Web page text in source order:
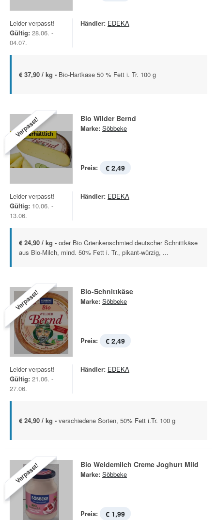
Leider verpasst!
Gültig: 28.06. -
04.07.
Händler: EDEKA
€ 37,90 / kg - Bio-Hartkäse 50 % Fett i. Tr. 100 g
Verpasst! Bio Wilder Bernd
Marke: Söbbeke
Preis: € 2,49
Leider verpasst!
Gültig: 10.06. -
13.06.
Händler: EDEKA
€ 24,90 / kg - oder Bio Grienkenschmied deutscher Schnittkäse
aus Bio-Milch, mind. 50% Fett i. Tr., pikant-würzig, ...
Verpasst! Bio-Schnittkäse
Marke: Söbbeke
Preis: € 2,49
Leider verpasst!
Gültig: 21.06. -
27.06.
Händler: EDEKA
€ 24,90 / kg - verschiedene Sorten, 50% Fett i.Tr. 100 g
Verpasst! Bio Weidemilch Creme Joghurt Mild
Marke: Söbbeke
Preis: € 1,99